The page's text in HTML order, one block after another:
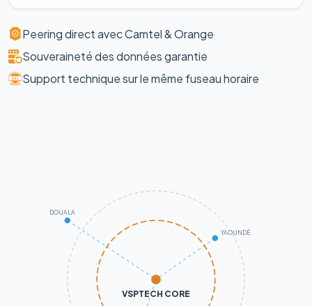
Peering direct avec Camtel & Orange
Souveraineté des données garantie
Support technique sur le même fuseau horaire
VSPTECH CORE
DOUALA
YAOUNDÉ